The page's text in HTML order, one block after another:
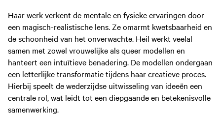
Haar werk verkent de mentale en fysieke ervaringen door
een magisch-realistische lens. Ze omarmt kwetsbaarheid en
de schoonheid van het onverwachte. Heil werkt veelal
samen met zowel vrouwelijke als queer modellen en
hanteert een intuïtieve benadering. De modellen ondergaan
een letterlijke transformatie tijdens haar creatieve proces.
Hierbij speelt de wederzijdse uitwisseling van ideeën een
centrale rol, wat leidt tot een diepgaande en betekenisvolle
samenwerking.